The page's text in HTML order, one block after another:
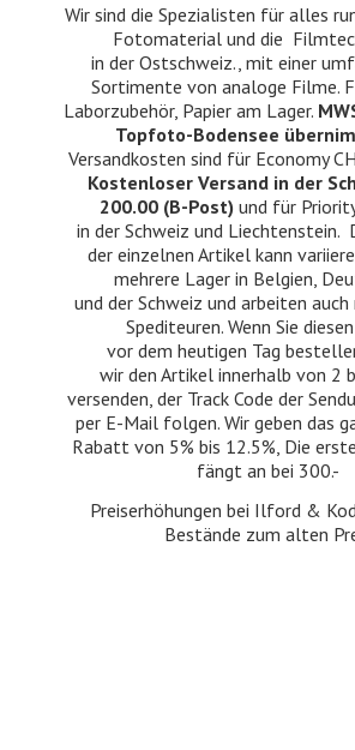
Wir sind die Spezialisten für alles
Fotomaterial und die
in der Ostschweiz., mit einer
Sortimente von analoge Filme.
Laborzubehör, Papier am Lager.
Topfoto-Bodensee
Versandkosten sind für Economy
Kostenloser Versand in der
200.00 (B-Post) und für
in der Schweiz und Liechtenstein.
der einzelnen Artikel kann
mehrere Lager in Belgien,
und der Schweiz und arbeiten
Spediteuren. Wenn Sie
vor dem heutigen Tag
wir den Artikel innerhalb von 2
versenden, der Track Code der
per E-Mail folgen. Wir geben das
Rabatt von 5% bis 12.5%, Die
fängt an bei 300.-
Preiserhöhungen bei Ilford &
Bestände zumalten